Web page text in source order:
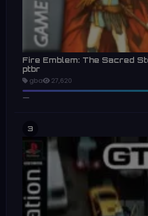
Fire Emblem: The Sacred
ptbr
gba 27,620
3